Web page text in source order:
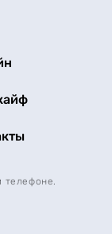
телефоне.